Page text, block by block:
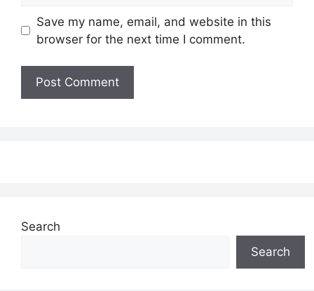
Save my name, email, and website in this
browser for the next time I comment.
Search
Search